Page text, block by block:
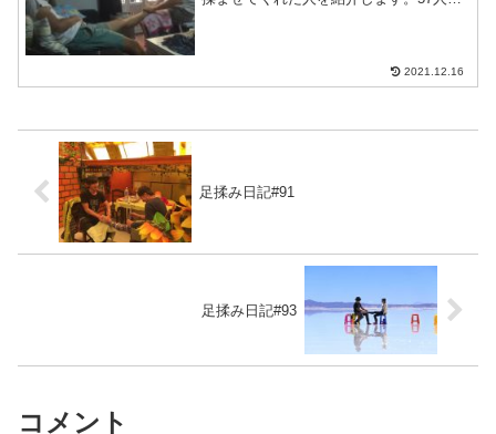
2021.12.16
足揉み日記#91
足揉み日記#93
コメント